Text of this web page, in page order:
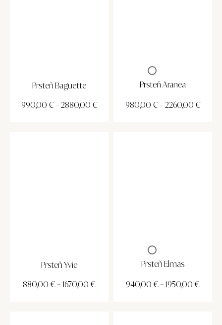
Prsteň Baguette
990,00 € – 2880,00 €
Prsteň Aranea
980,00 € – 2260,00 €
Prsteň Yvie
880,00 € – 1670,00 €
Prsteň Elmas
940,00 € – 1950,00 €